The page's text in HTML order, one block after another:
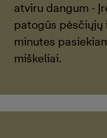
atviru dangum -
patogūs pėsčiųjų
minutes
miškeliai.